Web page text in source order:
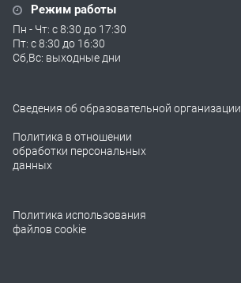
Режим работы
Пн - Чт: с 8:30 до 17:30
Пт: с 8:30 до 16:30
Сб,Вс: выходные дни
Сведения об образовательной организации
Политика в отношении
обработки персональных
данных
Политика использования
файлов cookie